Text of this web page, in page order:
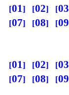
01 02 03
07
08 09
01 02 03
07
08 09